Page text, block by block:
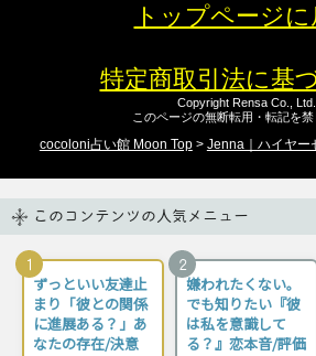
トップページに
特定商取引法に基
Copyright Rensa Co., Ltd.
このページの無断転用・転記を禁
cocoloni占い館 Moon Top> Jenna｜ハイヤー
このコンテンツの人気メニュー
1
ずっといい友達止
まり「彼との関係
に進展ある？」あ
なたの存在/決意
2
嫌われたくない。
でも知りたい『彼
は私を意識して
る？』恋本音/評価